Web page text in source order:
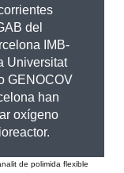
del
IMB-
Universitat
GENOCOV
han
oxígeno
de polimida flexible